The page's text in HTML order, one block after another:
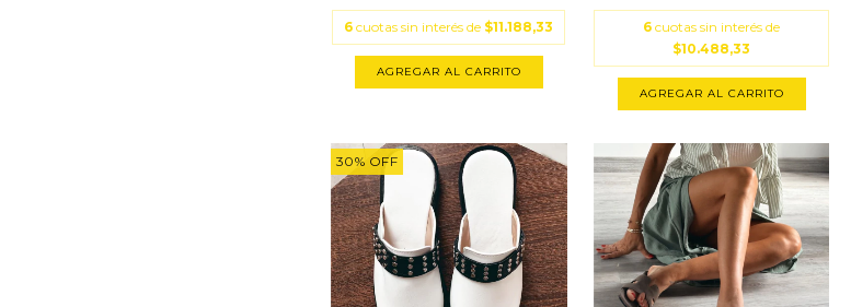
6 cuotas sin interés de $11.188,33
AGREGAR AL CARRITO
6 cuotas sin interés de
$10.488,33
AGREGAR AL CARRITO
30% OFF